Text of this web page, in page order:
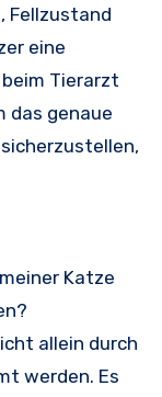
Fellzustand
eine
Tierarzt
das genaue
Katze
allein durch
werden. Es